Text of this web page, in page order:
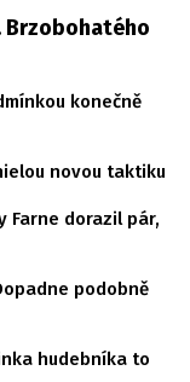
Brzobohatého
konečně
novou taktiku
Farne dorazil pár,
podobně
hudebníka to